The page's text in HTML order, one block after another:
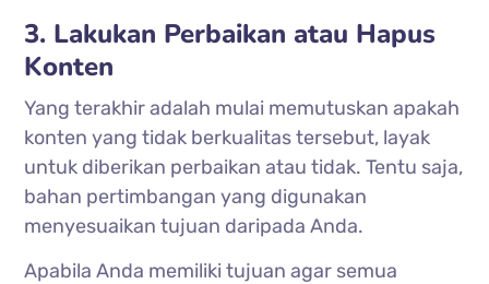
3. Lakukan Perbaikan atau Hapus
Konten
Yang terakhir adalah mulai memutuskan apakah
konten yang tidak berkualitas tersebut, layak
untuk diberikan perbaikan atau tidak. Tentu saja,
bahan pertimbangan yang digunakan
menyesuaikan tujuan daripada Anda.
Apabila Anda memiliki tujuan agar semua